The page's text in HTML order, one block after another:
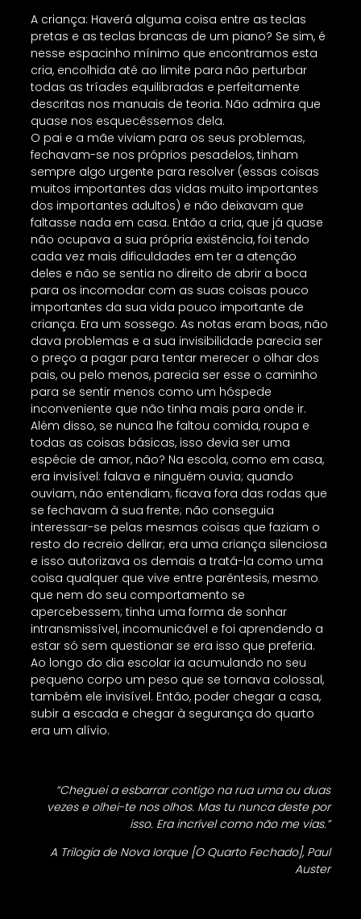
A criança: Haverá alguma coisa entre as teclas
pretas e as teclas brancas de um piano? Se sim, é
nesse espacinho mínimo que encontramos esta
cria, encolhida até ao limite para não perturbar
todas as tríades equilibradas e perfeitamente
descritas nos manuais de teoria. Não admira que
quase nos esquecêssemos dela.
O pai e a mãe viviam para os seus problemas,
fechavam-se nos próprios pesadelos, tinham
sempre algo urgente para resolver (essas coisas
muitos importantes das vidas muito importantes
dos importantes adultos) e não deixavam que
faltasse nada em casa. Então a cria, que já quase
não ocupava a sua própria existência, foi tendo
cada vez mais dificuldades em ter a atenção
deles e não se sentia no direito de abrir a boca
para os incomodar com as suas coisas pouco
importantes da sua vida pouco importante de
criança. Era um sossego. As notas eram boas, não
dava problemas e a sua invisibilidade parecia ser
o preço a pagar para tentar merecer o olhar dos
pais, ou pelo menos, parecia ser esse o caminho
para se sentir menos como um hóspede
inconveniente que não tinha mais para onde ir.
Além disso, se nunca lhe faltou comida, roupa e
todas as coisas básicas, isso devia ser uma
espécie de amor, não? Na escola, como em casa,
era invisível: falava e ninguém ouvia; quando
ouviam, não entendiam; ficava fora das rodas que
se fechavam à sua frente; não conseguia
interessar-se pelas mesmas coisas que faziam o
resto do recreio delirar; era uma criança silenciosa
e isso autorizava os demais a tratá-la como uma
coisa qualquer que vive entre parêntesis, mesmo
que nem do seu comportamento se
apercebessem; tinha uma forma de sonhar
intransmissível, incomunicável e foi aprendendo a
estar só sem questionar se era isso que preferia.
Ao longo do dia escolar ia acumulando no seu
pequeno corpo um peso que se tornava colossal,
também ele invisível. Então, poder chegar a casa,
subir a escada e chegar à segurança do quarto
era um alívio.
“Cheguei a esbarrar contigo na rua uma ou duas
vezes e olhei-te nos olhos. Mas tu nunca deste por
isso. Era incrível como não me vias.”
A Trilogia de Nova Iorque [O Quarto Fechado], Paul
Auster